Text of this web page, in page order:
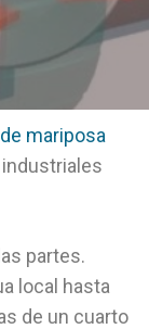
mariposa
partes.
local hasta
de un cuarto